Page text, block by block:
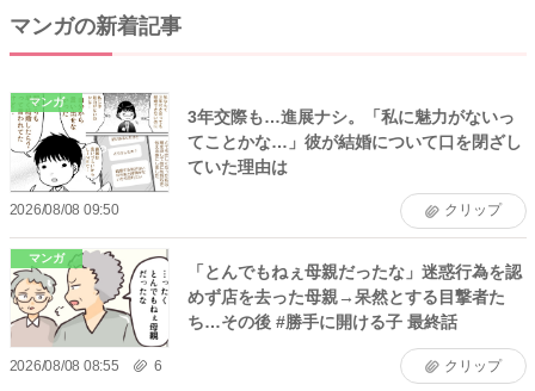
マンガの新着記事
マンガ
3年交際も…進展ナシ。「私に魅力がないっ
てことかな…」彼が結婚について口を閉ざし
ていた理由は
2026/08/08 09:50 クリップ
マンガ
「とんでもねぇ母親だったな」迷惑行為を認
めず店を去った母親→呆然とする目撃者た
ち…その後 #勝手に開ける子 最終話
2026/08/08 08:55 6 クリップ